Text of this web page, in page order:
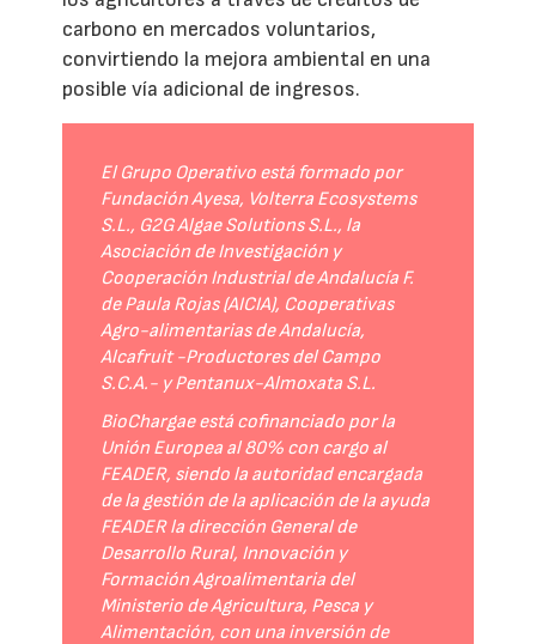
carbono en mercados voluntarios,
convirtiendo la mejora ambiental en una
posible vía adicional de ingresos.
El Grupo Operativo está formado por
Fundación Ayesa, Volterra Ecosystems
S.L., G2G Algae Solutions S.L., la
Asociación de Investigación y
Cooperación Industrial de Andalucía F.
de Paula Rojas (AICIA), Cooperativas
Agro-alimentarias de Andalucía,
Alcafruit -Productores del Campo
S.C.A.- y Pentanux-Almoxata S.L.
BioChargae está cofinanciado por la
Unión Europea al 80% con cargo al
FEADER, siendo la autoridad encargada
de la gestión de la aplicación de la ayuda
FEADER la dirección General de
Desarrollo Rural, Innovación y
Formación Agroalimentaria del
Ministerio de Agricultura, Pesca y
Alimentación, con una inversión de